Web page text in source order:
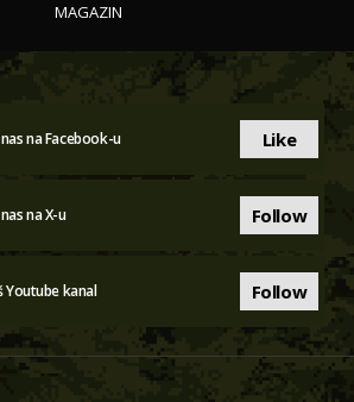
MAGAZIN
na Facebook-u Like
na X-u Follow
Youtube kanal Follow